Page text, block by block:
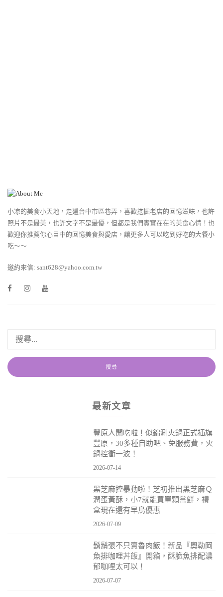
小凉的美食小天地，走遍台中市區巷弄，喜歡挖掘老店的回憶滋味，也許
照片不是最美，也許文字不是最優，但都是我們實實在在的美食心情！也
歡迎你推薦你心目中的回憶美食與愛店，讓更多人可以吃到好吃的大餐小
吃～～
邀約來信: sant628@yahoo.com.tw
最新文章
豐原人開吃啦！似錦涮火鍋正式插旗
豐原，30多種自助吧、免服務費，火
鍋控衝一波！
2026-07-14
黑芝麻控暴動啦！芝初推出黑芝麻Ｑ
潤蛋黃酥，小7就能買單顆嘗鮮，禮
盒現在還有早鳥優惠
2026-07-09
鬍鬚張不只賣魯肉飯！新品『奧勒岡
魚排咖哩丼飯』開箱，酥脆魚排配濃
郁咖哩太可以！
2026-07-07